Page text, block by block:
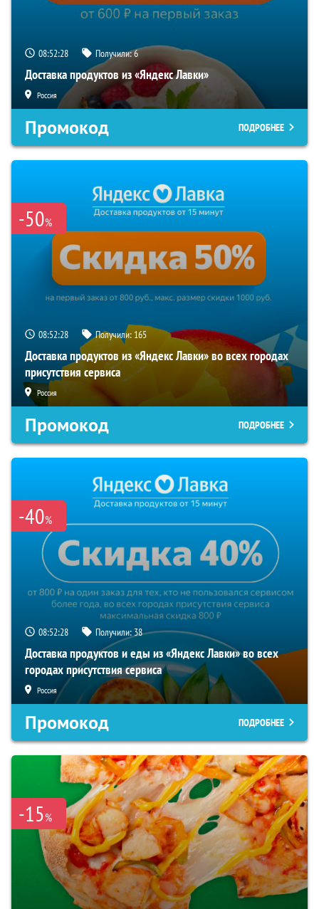
08:52:27 Получили:6
Доставка продуктов из «Яндекс Лавки»
Россия
Промокод ПОДРОБНЕЕ
-50%
08:52:27 Получили: 165
Доставка продуктов из «Яндекс Лавки» во всех городах
присутствия сервиса
Россия
Промокод ПОДРОБНЕЕ
-40%
08:52:27 Получили:38
Доставка продуктов и еды из «Яндекс Лавки» во всех
городах присутствия сервиса
Россия
Промокод ПОДРОБНЕЕ
-15%